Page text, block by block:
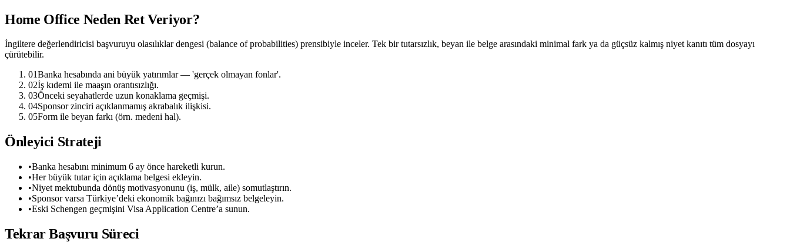
Home Office Neden Ret Veriyor?
İngiltere değerlendiricisi başvuruyu olasılıklar dengesi (balance of probabilities) prensibiyle inceler. Tek bir tutarsızlık, beyan ile belge arasındaki minimal fark ya da güçsüz kalmış niyet kanıtı tüm dosyayı
çürütebilir.
01Banka hesabında ani büyük yatırımlar — 'gerçek olmayan fonlar'.
02İş kıdemi ile maaşın orantısızlığı.
03Önceki seyahatlerde uzun konaklama geçmişi.
04Sponsor zinciri açıklanmamış akrabalık ilişkisi.
05Form ile beyan farkı (örn. medeni hal).
Önleyici Strateji
•Banka hesabını minimum 6 ay önce hareketli kurun.
•Her büyük tutar için açıklama belgesi ekleyin.
•Niyet mektubunda dönüş motivasyonunu (iş, mülk, aile) somutlaştırın.
•Sponsor varsa Türkiye’deki ekonomik bağınızı bağımsız belgeleyin.
•Eski Schengen geçmişini Visa Application Centre’a sunun.
Tekrar Başvuru Süreci